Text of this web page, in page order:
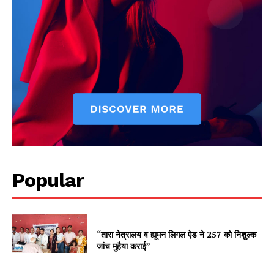
Popular
“तारा नेत्रालय व ह्यूमन लिगल ऐड ने 257 को निशुल्क
जांच मुहैया कराई”